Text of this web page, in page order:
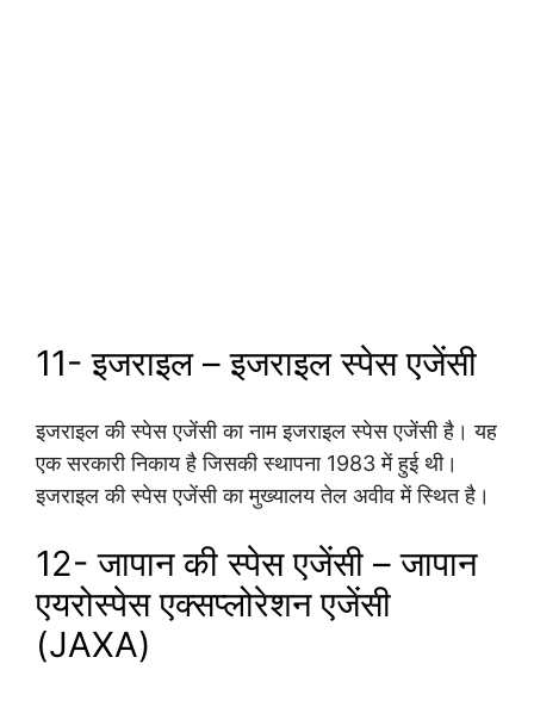
11- इजराइल – इजराइल स्पेस एजेंसी
इजराइल की स्पेस एजेंसी का नाम इजराइल स्पेस एजेंसी है। यह
एक सरकारी निकाय है जिसकी स्थापना 1983 में हुई थी।
इजराइल की स्पेस एजेंसी का मुख्यालय तेल अवीव में स्थित है।
12- जापान की स्पेस एजेंसी – जापान
एयरोस्पेस एक्सप्लोरेशन एजेंसी
(JAXA)